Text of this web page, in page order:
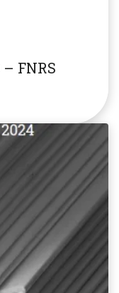
FNRS